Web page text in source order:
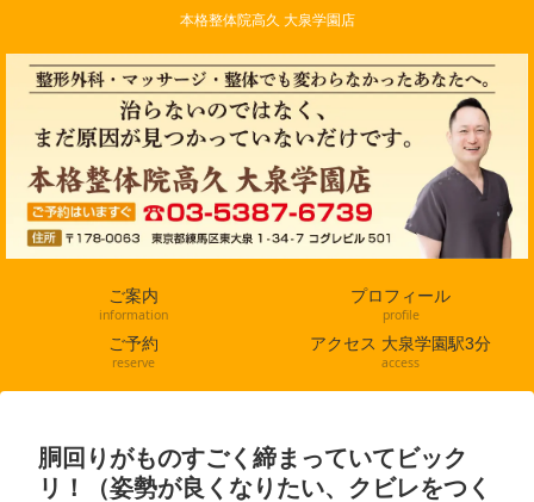
本格整体院高久 大泉学園店
ご案内
information
プロフィール
profile
ご予約
reserve
アクセス 大泉学園駅3分
access
胴回りがものすごく締まっていてビック
リ！（姿勢が良くなりたい、クビレをつく